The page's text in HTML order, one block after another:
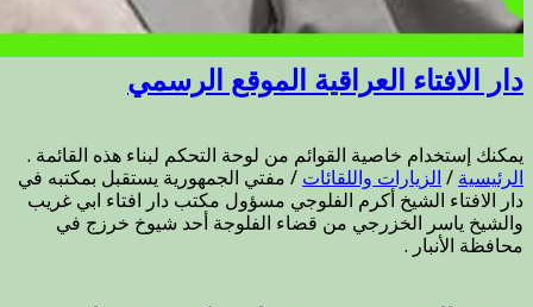
دار الافتاء العراقية الموقع الرسمي
يمكنك إستخدام خاصية القوائم من لوحة التحكم لبناء هذه القائمة .
الرئيسية / الزيارات واللقائات / مفتي الجمهورية يستقبل بمكتبه في
دار الافتاء الشيخ أكرم الفلوجي مسؤول مكتب دار افتاء ابي غريب
والشيخ ياسر الخزرجي من قضاء الفلوجة أحد شيوخ خرزج في
محافظة الأنبار .